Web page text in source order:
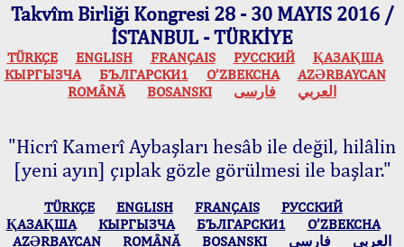
Takvîm Birliği Kongresi 28 - 30 MAYIS 2016 /
İSTANBUL - TÜRKİYE
TÜRKÇE ENGLISH FRANÇAIS РУССКИЙ
ҚАЗАҚША
КЫPГЫЗЧA
БЪЛГАРСКИ1 O’ZBEKCHA
AZӘRBAYCAN
ROMÂNĂ
BOSANSKI العربي فارسی
"Hicrî Kamerî Aybaşları hesâb ile değil, hilâlin
[yeni ayın] çıplak gözle görülmesi ile başlar."
TÜRKÇE ENGLISH FRANÇAIS
РУССКИЙ
ҚАЗАҚША
КЫPГЫЗЧA БЪЛГАРСКИ1
O’ZBEKCHA
AZӘRBAYCAN
ROMÂNĂ BOSANSKI العربي فارسی